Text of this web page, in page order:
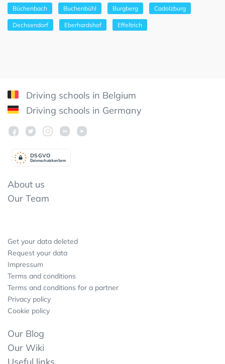
Büchenbach Buchenbühl Burgberg Cadolzburg
Dechsendorf Eberhardshof Effeltrich
Driving schools in Belgium
Driving schools in Germany
Datenschutzkonform
DSGVO
About us
Our Team
Get your data deleted
Request your data
Impressum
Terms and conditions
Terms and conditions for a partner
Privacy policy
Cookie policy
Our Blog
Our Wiki